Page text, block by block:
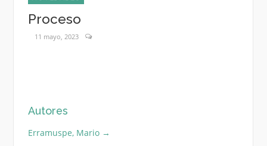
Proceso
11 mayo, 2023
Autores
Erramuspe, Mario →